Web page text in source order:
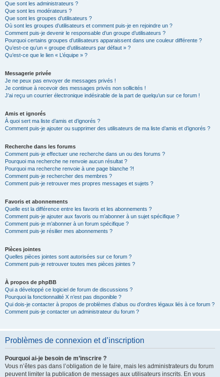
Que sont les administrateurs ?
Que sont les modérateurs ?
Que sont les groupes d’utilisateurs ?
Où sont les groupes d’utilisateurs et comment puis-je en rejoindre un ?
Comment puis-je devenir le responsable d’un groupe d’utilisateurs ?
Pourquoi certains groupes d’utilisateurs apparaissent dans une couleur différente ?
Qu’est-ce qu’un « groupe d’utilisateurs par défaut » ?
Qu’est-ce que le lien « L’équipe » ?
Messagerie privée
Je ne peux pas envoyer de messages privés !
Je continue à recevoir des messages privés non sollicités !
J’ai reçu un courrier électronique indésirable de la part de quelqu’un sur ce forum !
Amis et ignorés
À quoi sert ma liste d’amis et d’ignorés ?
Comment puis-je ajouter ou supprimer des utilisateurs de ma liste d’amis et d’ignorés ?
Recherche dans les forums
Comment puis-je effectuer une recherche dans un ou des forums ?
Pourquoi ma recherche ne renvoie aucun résultat ?
Pourquoi ma recherche renvoie à une page blanche ?!
Comment puis-je rechercher des membres ?
Comment puis-je retrouver mes propres messages et sujets ?
Favoris et abonnements
Quelle est la différence entre les favoris et les abonnements ?
Comment puis-je ajouter aux favoris ou m’abonner à un sujet spécifique ?
Comment puis-je m’abonner à un forum spécifique ?
Comment puis-je résilier mes abonnements ?
Pièces jointes
Quelles pièces jointes sont autorisées sur ce forum ?
Comment puis-je retrouver toutes mes pièces jointes ?
À propos de phpBB
Qui a développé ce logiciel de forum de discussions ?
Pourquoi la fonctionnalité X n’est pas disponible ?
Qui dois-je contacter à propos de problèmes d’abus ou d’ordres légaux liés à ce forum ?
Comment puis-je contacter un administrateur du forum ?
Problèmes de connexion et d’inscription
Pourquoi ai-je besoin de m’inscrire ?
Vous n’êtes pas dans l’obligation de le faire, mais les administrateurs du forum
peuvent limiter la publication de messages aux utilisateurs inscrits. En vous